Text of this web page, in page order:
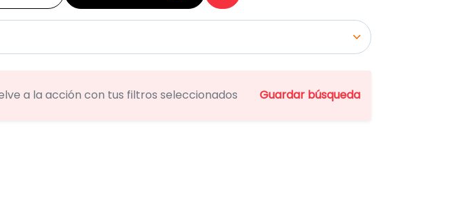
Modelo
a la acción con tus filtros seleccionados Guardar búsqueda